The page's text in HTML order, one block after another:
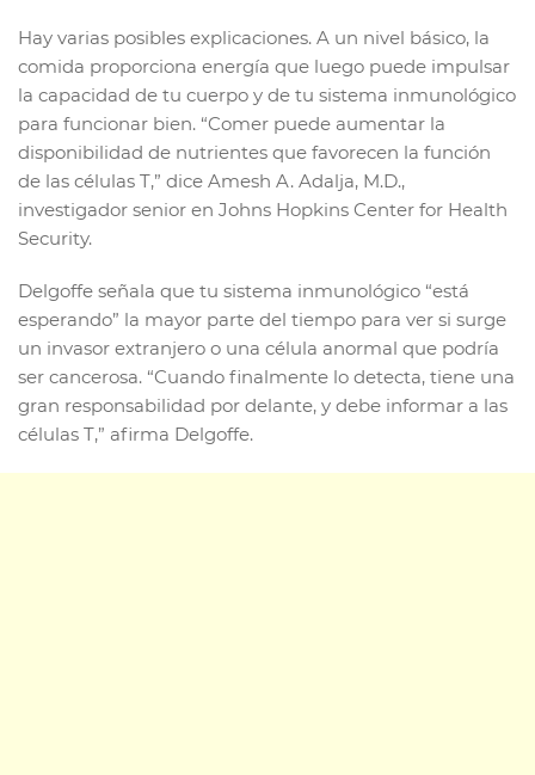
Hay varias posibles explicaciones. A un nivel básico, la
comida proporciona energía que luego puede impulsar
la capacidad de tu cuerpo y de tu sistema inmunológico
para funcionar bien. “Comer puede aumentar la
disponibilidad de nutrientes que favorecen la función
de las células T,” dice Amesh A. Adalja, M.D.,
investigador senior en Johns Hopkins Center for Health
Security.
Delgoffe señala que tu sistema inmunológico “está
esperando” la mayor parte del tiempo para ver si surge
un invasor extranjero o una célula anormal que podría
ser cancerosa. “Cuando finalmente lo detecta, tiene una
gran responsabilidad por delante, y debe informar a las
células T,” afirma Delgoffe.